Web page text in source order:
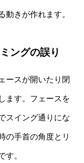
動きが作れます。
ングの誤り
ースが開いたり閉
ます。フェースを
スイング通りにな
の手首の角度とリ
す。